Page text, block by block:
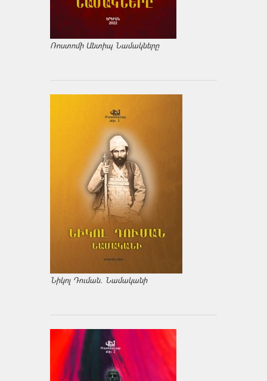
Ռոստոմի Անտիպ Նամակները
Նիկոլ Դուման. Նամականի